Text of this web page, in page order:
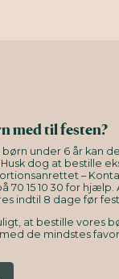
med til festen?
under 6 år kan
dog at bestille
–
70 15 10 30 for
indtil 8 dage før
at bestille vores
de mindstes